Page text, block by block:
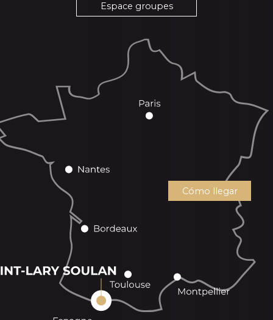
Espace groupes
Cómo llegar